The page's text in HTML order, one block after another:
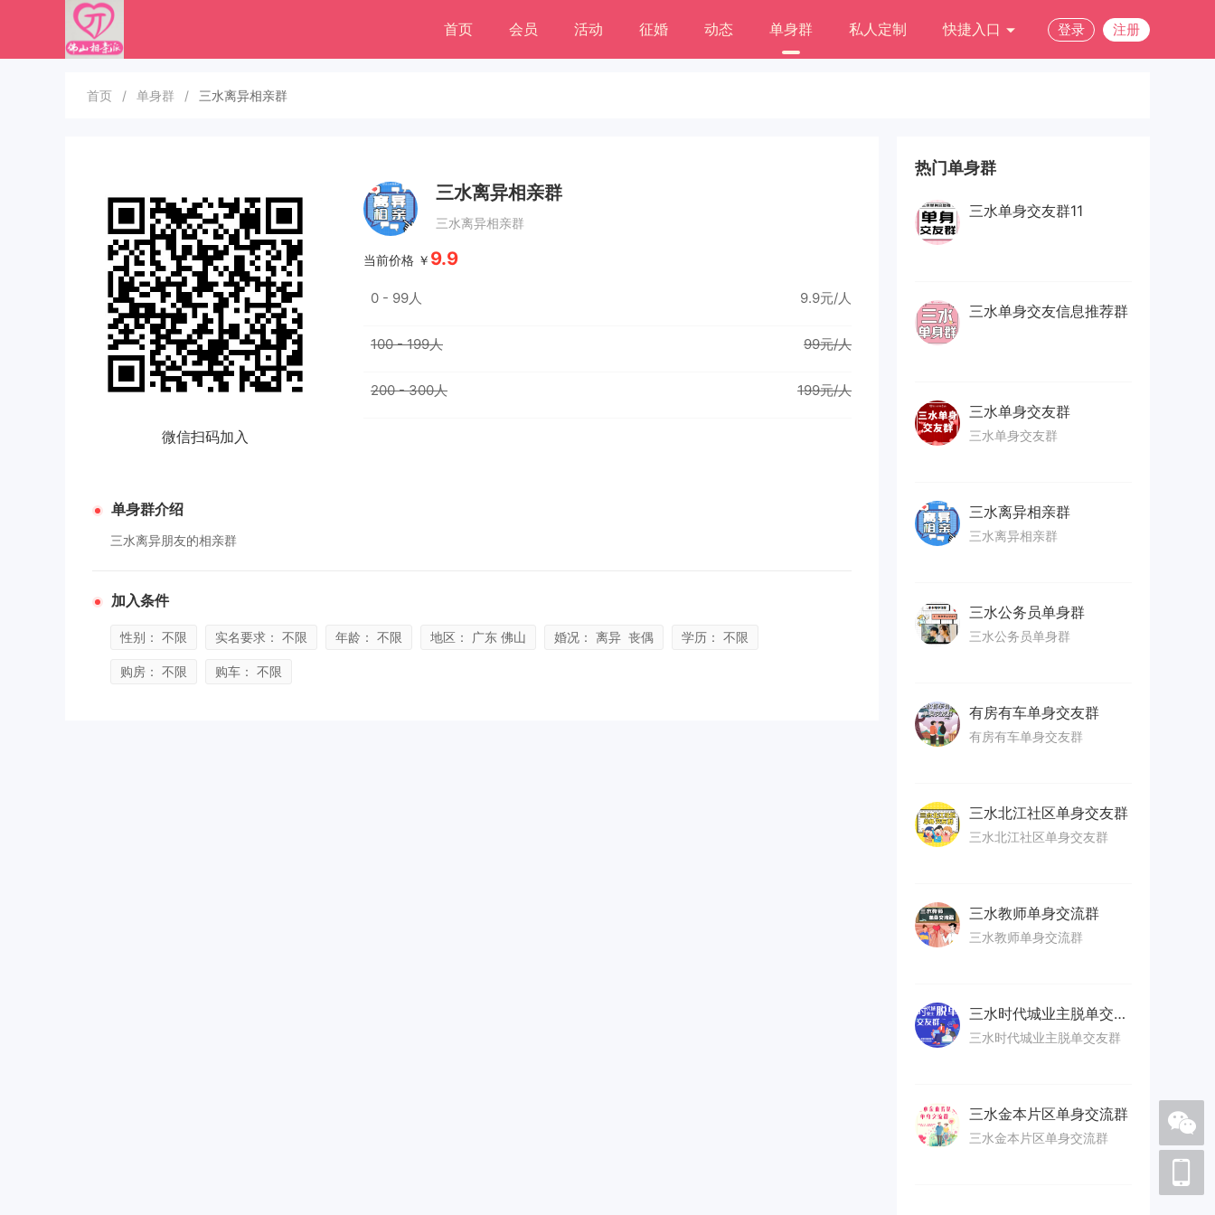
首页 会员 活动 征婚 动态 单身群 私人定制 快捷入口 登录 注册
首页 / 单身群 / 三水离异相亲群
微信扫码加入
三水离异相亲群
三水离异相亲群
当前价格 ￥ 9.9
0 - 99人 9.9元/人
100 - 199人 99元/人
200 - 300人 199元/人
单身群介绍
三水离异朋友的相亲群
加入条件
性别： 不限 实名要求： 不限 年龄： 不限 地区： 广东 佛山 婚况： 离异 丧偶 学历： 不限
购房： 不限 购车： 不限
热门单身群
三水单身交友群11
三水单身交友信息推荐群
三水单身交友群
三水单身交友群
三水离异相亲群
三水离异相亲群
三水公务员单身群
三水公务员单身群
有房有车单身交友群
有房有车单身交友群
三水北江社区单身交友群
三水北江社区单身交友群
三水教师单身交流群
三水教师单身交流群
三水时代城业主脱单交友群
三水时代城业主脱单交友群
三水金本片区单身交流群
三水金本片区单身交流群